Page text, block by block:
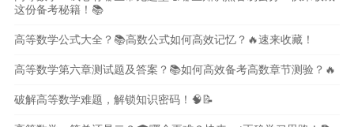
这份备考秘籍！📚
高等数学公式大全？📚高数公式如何高效记忆？🔥速来收藏！
高等数学第六章测试题及答案？📚如何高效备考高数章节测验？🔥
破解高等数学难题，解锁知识密码！🧠📝